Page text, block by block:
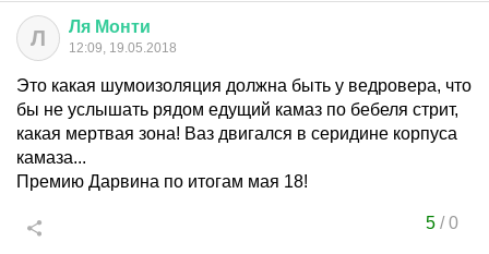
Л Ля Монти
12:09, 19.05.2018
Это какая шумоизоляция должна быть у ведровера, что
бы не услышать рядом едущий камаз по бебеля стрит,
какая мертвая зона! Ваз двигался в серидине корпуса
камаза...
Премию Дарвина по итогам мая 18!
5/0